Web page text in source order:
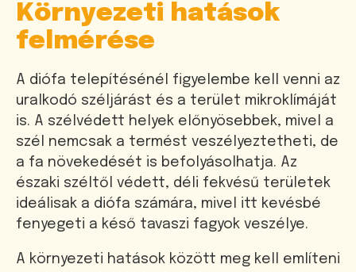
Környezeti hatások
felmérése
A diófa telepítésénél figyelembe kell venni az
uralkodó széljárást és a terület mikroklímáját
is. A szélvédett helyek előnyösebbek, mivel a
szél nemcsak a termést veszélyeztetheti, de
a fa növekedését is befolyásolhatja. Az
északi széltől védett, déli fekvésű területek
ideálisak a diófa számára, mivel itt kevésbé
fenyegeti a késő tavaszi fagyok veszélye.
A környezeti hatások között meg kell említeni